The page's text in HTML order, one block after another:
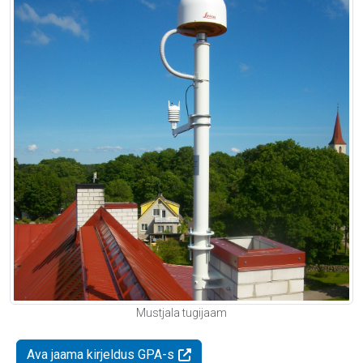
Mustjala tugijaam
Ava jaama kirjeldus GPA-s